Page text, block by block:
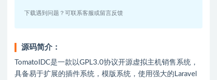
下载遇到问题？可联系客服或留言反馈
源码简介：
TomatoIDC是一款以GPL3.0协议开源虚拟主机销售系统，
具备易于扩展的插件系统，模版系统，使用强大的Laravel